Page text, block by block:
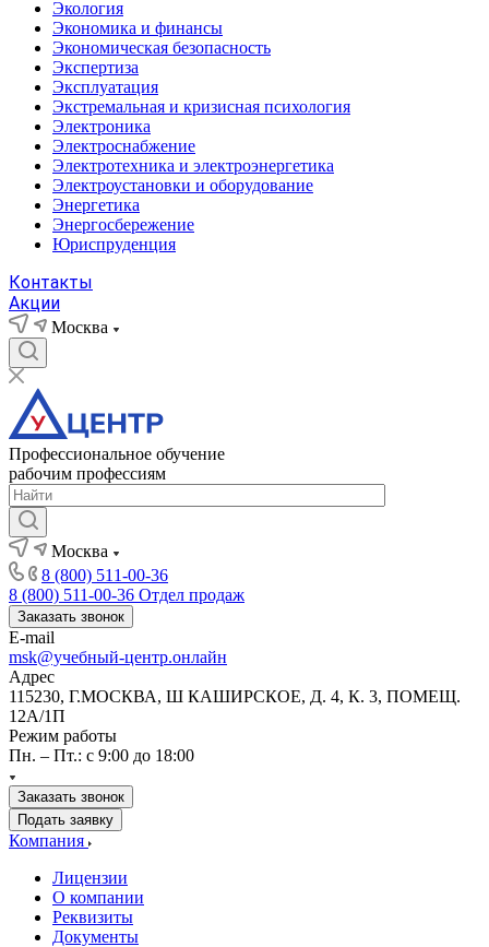
Экология
Экономика и финансы
Экономическая безопасность
Экспертиза
Эксплуатация
Экстремальная и кризисная психология
Электроника
Электроснабжение
Электротехника и электроэнергетика
Электроустановки и оборудование
Энергетика
Энергосбережение
Юриспруденция
Контакты
Акции
Москва
Профессиональное обучение
рабочим профессиям
Москва
8 (800) 511-00-36
8 (800) 511-00-36 Отдел продаж
Заказать звонок
E-mail
msk@учебный-центр.онлайн
Адрес
115230, Г.МОСКВА, Ш КАШИРСКОЕ, Д. 4, К. 3, ПОМЕЩ.
12А/1П
Режим работы
Пн. – Пт.: с 9:00 до 18:00
Заказать звонок
Подать заявку
Компания
Лицензии
О компании
Реквизиты
Документы